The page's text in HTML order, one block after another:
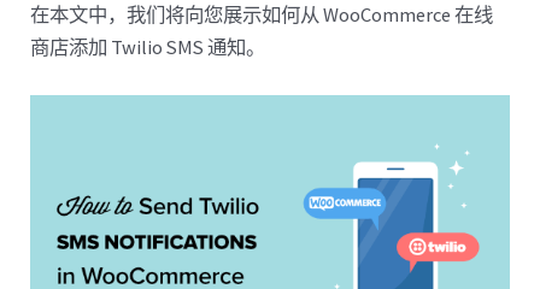
在本文中，我们将向您展示如何从 WooCommerce 在线
商店添加 Twilio SMS 通知。